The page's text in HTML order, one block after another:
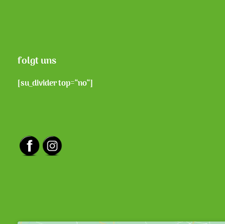
folgt uns
[su_divider top=“no“]